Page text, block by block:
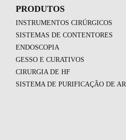
PRODUTOS
INSTRUMENTOS CIRÚRGICOS
SISTEMAS DE CONTENTORES
ENDOSCOPIA
GESSO E CURATIVOS
CIRURGIA DE HF
SISTEMA DE PURIFICAÇÃO DE AR